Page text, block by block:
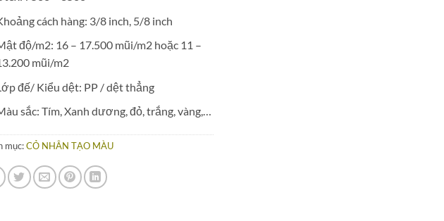
cách hàng: 3/8 inch, 5/8 inch
độ/m2: 16 – 17.500 mũi/m2 hoặc 11 –
mũi/m2
đế/ Kiểu dệt: PP / dệt thẳng
sắc: Tím, Xanh dương, đỏ, trắng, vàng,…
mục:CỎ NHÂN TẠO MÀU